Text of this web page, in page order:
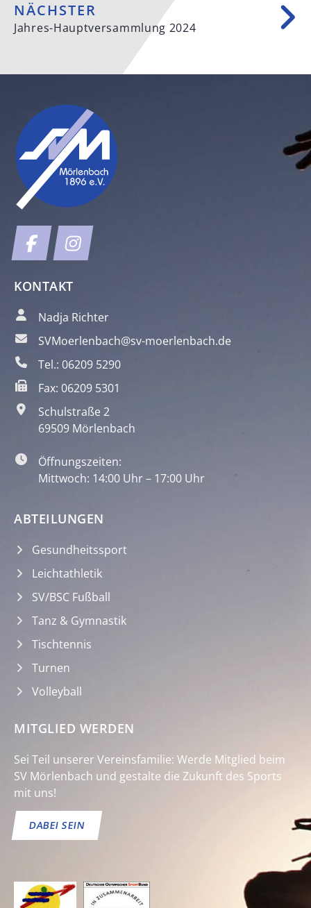
NÄCHSTER
Jahres-Hauptversammlung 2024
KONTAKT
Nadja Richter
SVMoerlenbach@sv-moerlenbach.de
Tel.: 06209 5290
Fax: 06209 5301
Schulstraße 2
69509 Mörlenbach
Öffnungszeiten:
Mittwoch: 14:00 Uhr – 17:00 Uhr
ABTEILUNGEN
Gesundheitssport
Leichtathletik
SV/BSC Fußball
Tanz & Gymnastik
Tischtennis
Turnen
Volleyball
MITGLIED WERDEN
Sei Teil unserer Vereinsfamilie: Werde Mitglied beim
SV Mörlenbach und gestalte die Zukunft des Sports
mit uns!
DABEI SEIN